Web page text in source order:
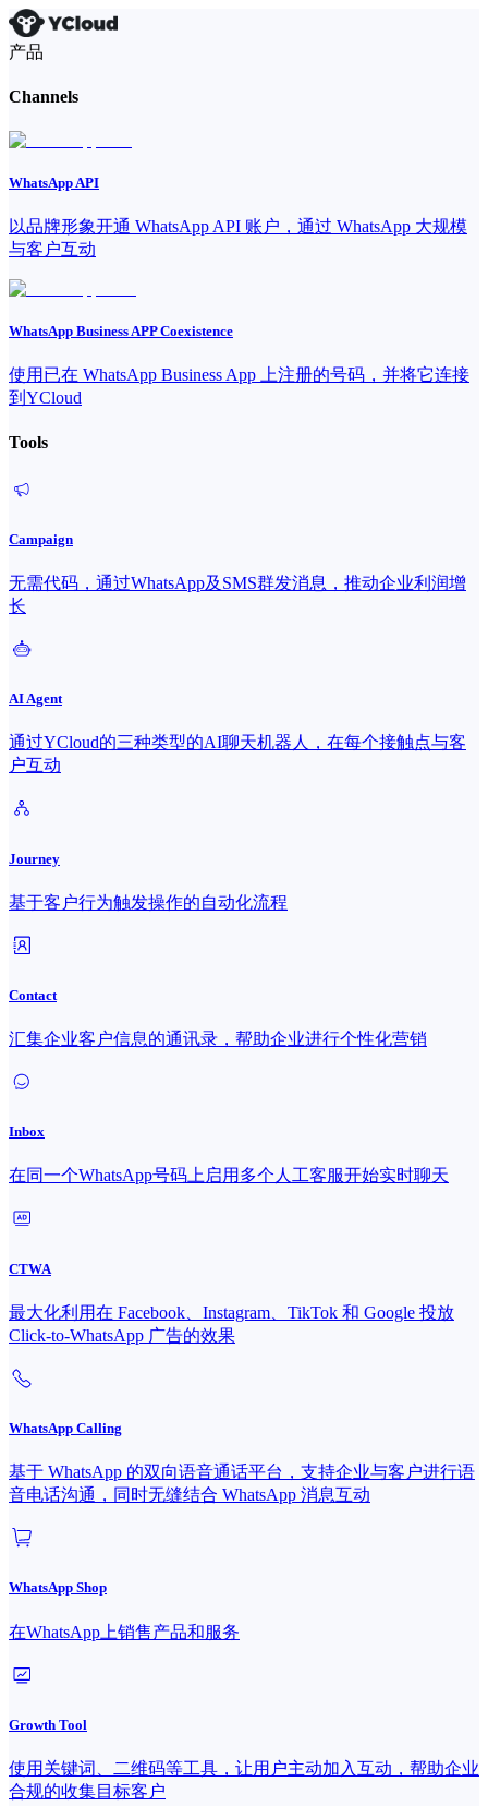
产品
Channels
WhatsApp API
以品牌形象开通 WhatsApp API 账户，通过 WhatsApp 大规模
与客户互动
WhatsApp Business APP Coexistence
使用已在 WhatsApp Business App 上注册的号码，并将它连接
到YCloud
Tools
Campaign
无需代码，通过WhatsApp及SMS群发消息，推动企业利润增
长
AI Agent
通过YCloud的三种类型的AI聊天机器人，在每个接触点与客
户互动
Journey
基于客户行为触发操作的自动化流程
Contact
汇集企业客户信息的通讯录，帮助企业进行个性化营销
Inbox
在同一个WhatsApp号码上启用多个人工客服开始实时聊天
CTWA
最大化利用在 Facebook、Instagram、TikTok 和 Google 投放
Click-to-WhatsApp 广告的效果
WhatsApp Calling
基于 WhatsApp 的双向语音通话平台，支持企业与客户进行语
音电话沟通，同时无缝结合 WhatsApp 消息互动
WhatsApp Shop
在WhatsApp上销售产品和服务
Growth Tool
使用关键词、二维码等工具，让用户主动加入互动，帮助企业
合规的收集目标客户